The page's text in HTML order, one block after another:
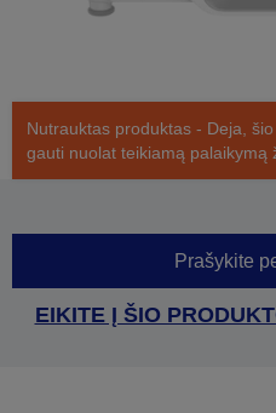
Nutrauktas produktas - Deja,
gauti nuolat teikiamą palaikymą
Prašykite
EIKITE Į ŠIO